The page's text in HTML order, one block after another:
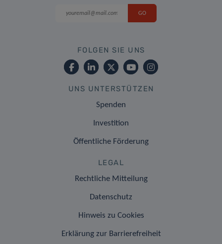
FOLGEN SIE UNS
UNS UNTERSTÜTZEN
Spenden
Investition
Öffentliche Förderung
LEGAL
Rechtliche Mitteilung
Datenschutz
Hinweis zu Cookies
Erklärung zur Barrierefreiheit